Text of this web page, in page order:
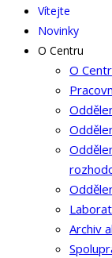
Vítejte
Novinky
O Centru
O
Archiv